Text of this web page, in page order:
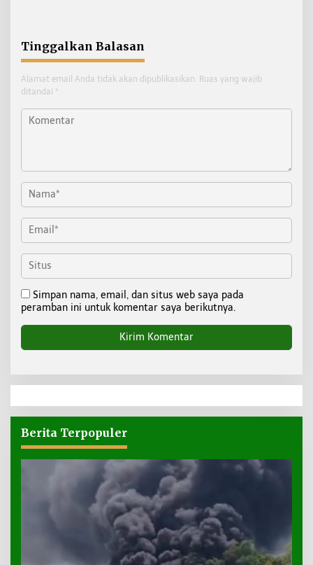
Tinggalkan Balasan
Alamat email Anda tidak akan dipublikasikan. Ruas yang wajib
ditandai *
Simpan nama, email, dan situs web saya pada
peramban ini untuk komentar saya berikutnya.
Berita Terpopuler